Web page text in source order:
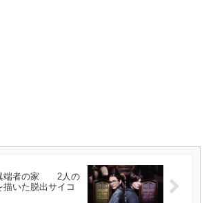
端者の家 2人の
いた脱出サイコ